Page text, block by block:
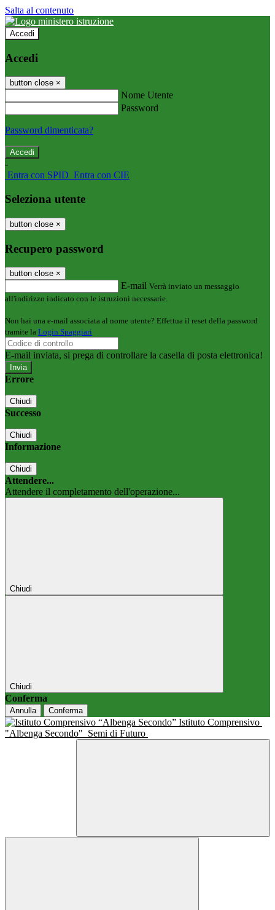
Salta al contenuto
Accedi
Accedi
button close ×
Nome Utente
Password
Password dimenticata?
-
Entra con SPID Entra con CIE
Seleziona utente
button close ×
Recupero password
button close ×
E-mail Verrà inviato un messaggio
all'indirizzo indicato con le istruzioni necessarie.
Non hai una e-mail associata al nome utente? Effettua il reset della password
tramite la Login Spaggiari
E-mail inviata, si prega di controllare la casella di posta elettronica!
Errore
Chiudi
Successo
Chiudi
Informazione
Chiudi
Attendere...
Attendere il completamento dell'operazione...
Chiudi
Chiudi
Conferma
Annulla Conferma
Istituto Comprensivo
"Albenga Secondo" Semi di Futuro